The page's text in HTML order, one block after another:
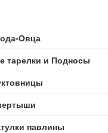
Овца
тарелки и Подносы
павлины